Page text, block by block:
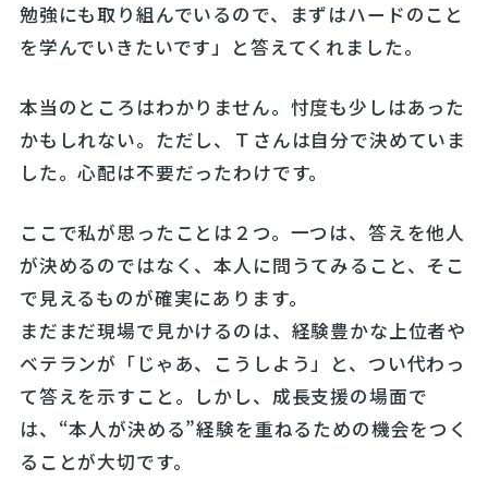
勉強にも取り組んでいるので、まずはハードのこと
を学んでいきたいです」と答えてくれました。
本当のところはわかりません。忖度も少しはあった
かもしれない。ただし、Ｔさんは自分で決めていま
した。心配は不要だったわけです。
ここで私が思ったことは２つ。一つは、答えを他人
が決めるのではなく、本人に問うてみること、そこ
で見えるものが確実にあります。
まだまだ現場で見かけるのは、経験豊かな上位者や
ベテランが「じゃあ、こうしよう」と、つい代わっ
て答えを示すこと。しかし、成長支援の場面で
は、“本人が決める”経験を重ねるための機会をつく
ることが大切です。